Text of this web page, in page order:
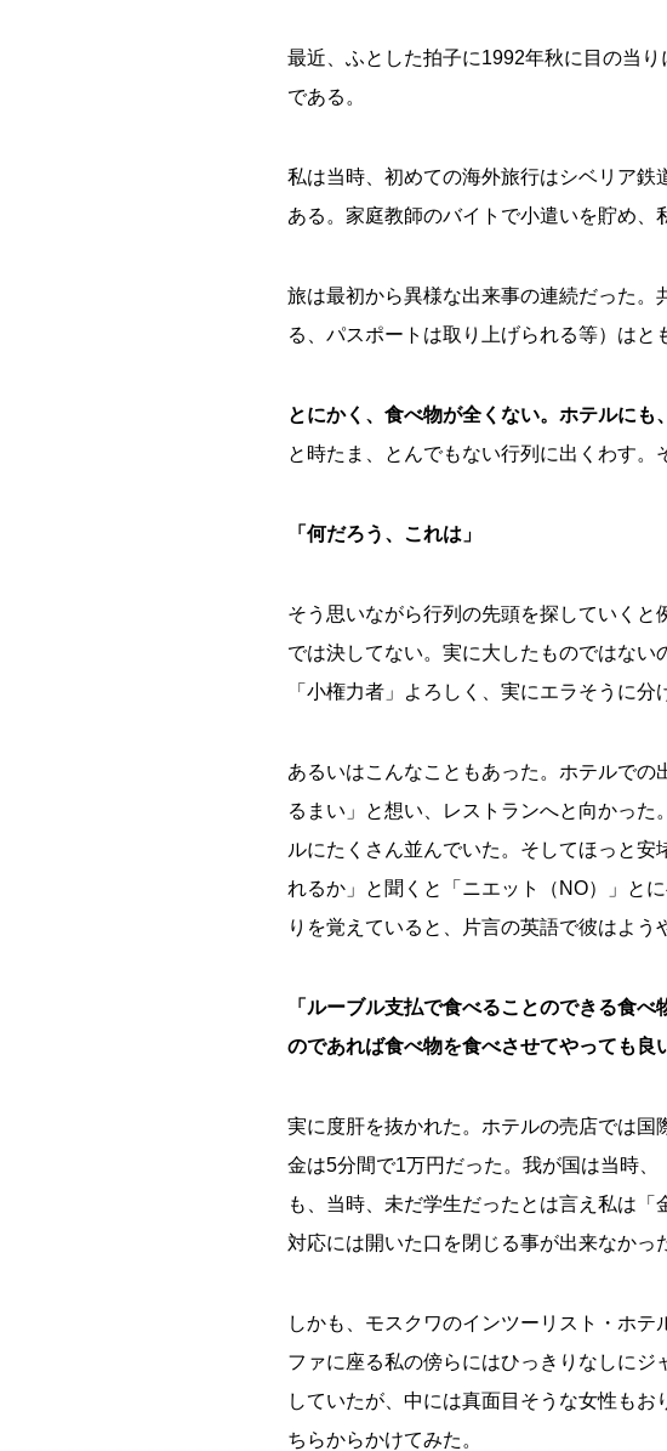
最近、ふとした拍子に1992年秋に目の当
である。
私は当時、初めての海外旅行はシベリア
ある。家庭教師のバイトで小遣いを貯め、
旅は最初から異様な出来事の連続だった
る、パスポートは取り上げられる等）はと
とにかく、食べ物が全くない。ホテルにも
と時たま、とんでもない行列に出くわす。
「何だろう、これは」
そう思いながら行列の先頭を探していく
では決してない。実に大したものではな
「小権力者」よろしく、実にエラそうに
あるいはこんなこともあった。ホテルで
るまい」と想い、レストランへと向かっ
ルにたくさん並んでいた。そしてほっと
れるか」と聞くと「ニエット（NO）」と
りを覚えていると、片言の英語で彼はよう
「ルーブル支払で食べることのできる食
のであれば食べ物を食べさせてやっても良
実に度肝を抜かれた。ホテルの売店では
金は5分間で1万円だった。我が国は当時
も、当時、未だ学生だったとは言え私は
対応には開いた口を閉じる事が出来なかっ
しかも、モスクワのインツーリスト・ホ
ファに座る私の傍らにはひっきりなしに
していたが、中には真面目そうな女性も
ちらからかけてみた。